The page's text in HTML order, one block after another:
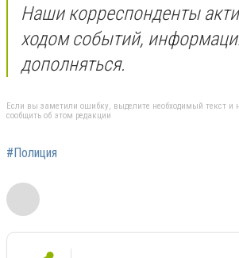
Наши корреспонденты
ходом событий,
дополняться.
Если вы заметили ошибку, выделите необходимый текст и
сообщить об этом редакции
#Полиция